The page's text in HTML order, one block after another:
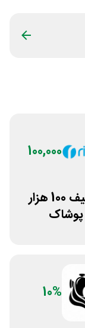
100,000
کد تخفیف 100 هزار
پوشاک
10%